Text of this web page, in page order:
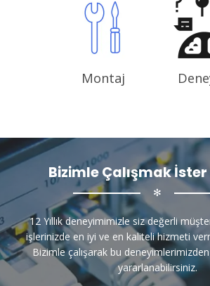
Montaj
Bizimle Çalışmak
✻
12 Yıllık deneyimimizle siz değerli
işlerinizde en iyi ve en kaliteli hizmeti
Bizimle çalışarak bu
yararlanabilirsiniz.